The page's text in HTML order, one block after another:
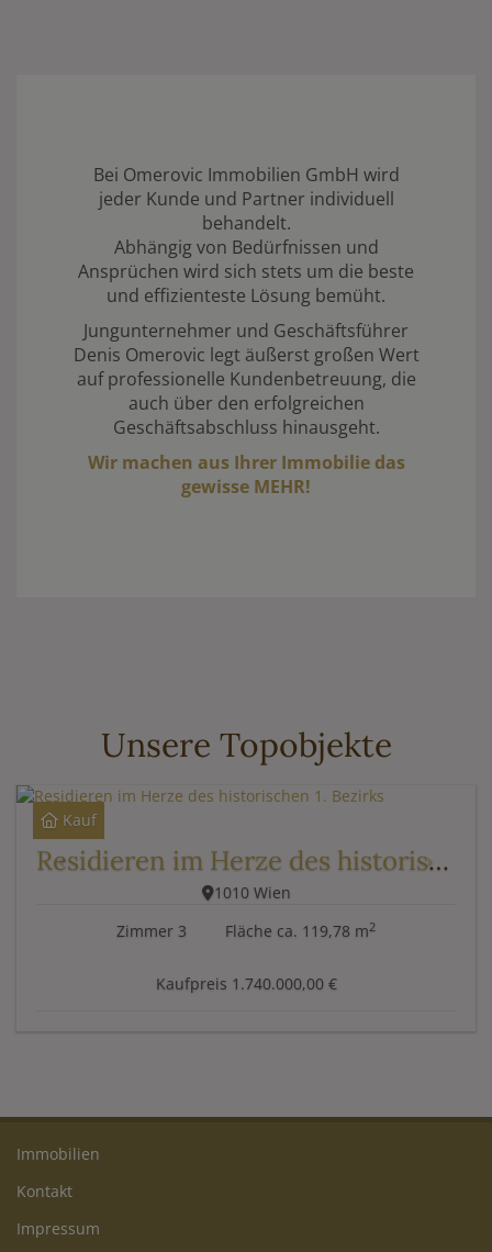
Bei Omerovic Immobilien GmbH wird
jeder Kunde und Partner individuell
behandelt.
Abhängig von Bedürfnissen und
Ansprüchen wird sich stets um die beste
und effizienteste Lösung bemüht.
Jungunternehmer und Geschäftsführer
Denis Omerovic legt äußerst großen Wert
auf professionelle Kundenbetreuung, die
auch über den erfolgreichen
Geschäftsabschluss hinausgeht.
Wir machen aus Ihrer Immobilie das
gewisse MEHR!
Unsere Topobjekte
Kauf
Residieren im Herze des historischen 1. Bezirks
1010 Wien
Zimmer 3 Fläche ca. 119,78 m2
Kaufpreis 1.740.000,00 €
Immobilien
Kontakt
Impressum